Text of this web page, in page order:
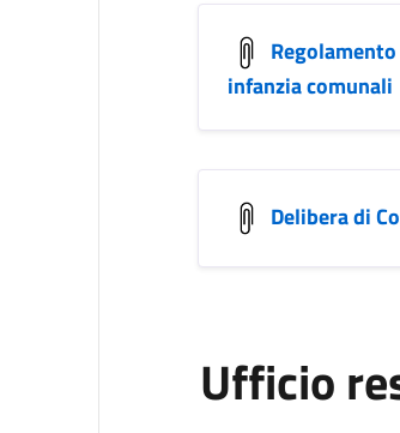
infanzia comunali
Delibera di
Ufficio